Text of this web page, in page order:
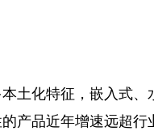
化特征，嵌入式、
产品近年增速远超行